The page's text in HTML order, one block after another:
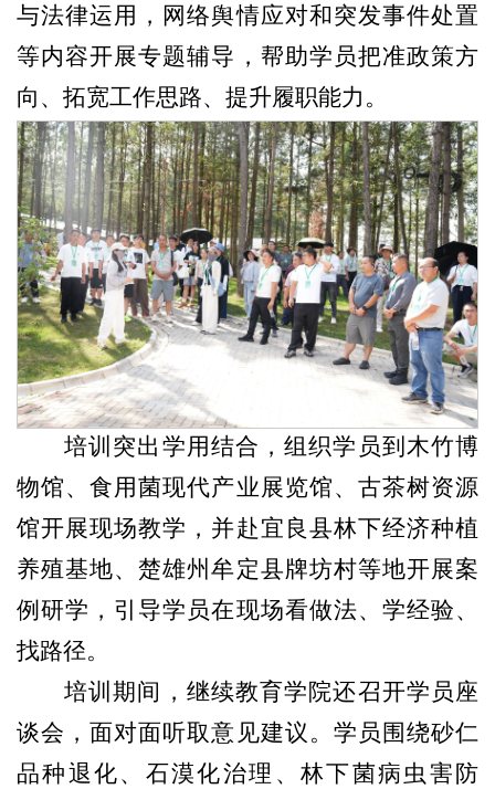
与法律运用，网络舆情应对和突发事件处置
等内容开展专题辅导，帮助学员把准政策方
向、拓宽工作思路、提升履职能力。
培训突出学用结合，组织学员到木竹博
物馆、食用菌现代产业展览馆、古茶树资源
馆开展现场教学，并赴宜良县林下经济种植
养殖基地、楚雄州牟定县牌坊村等地开展案
例研学，引导学员在现场看做法、学经验、
找路径。
培训期间，继续教育学院还召开学员座
谈会，面对面听取意见建议。学员围绕砂仁
品种退化、石漠化治理、林下菌病虫害防